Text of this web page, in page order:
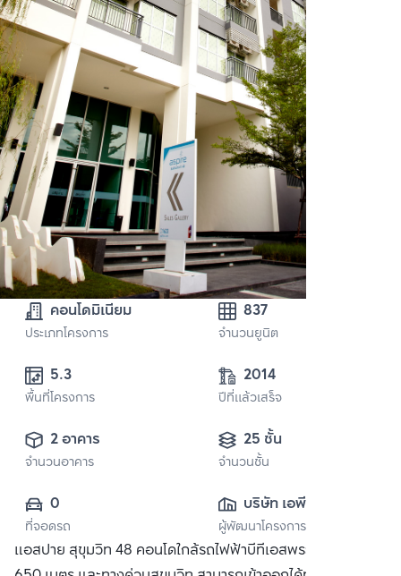
คอนโดมิเนียม
ประเภทโครงการ
837
จำนวนยูนิต
พื้นที่โครงการ
2014
ปีที่แล้วเสร็จ
2 อาคาร
จำนวนอาคาร
25 ชั้น
จำนวนชั้น
0
ที่จอดรถ
บริษัท เอพี (ไทย
แลนด์)
จำกัด(มหาชน)
ผู้พัฒนาโครงการ
แอสปาย สุขุมวิท 48 คอนโดใกล้รถไฟฟ้าบีทีเอสพระโขนง เพียง